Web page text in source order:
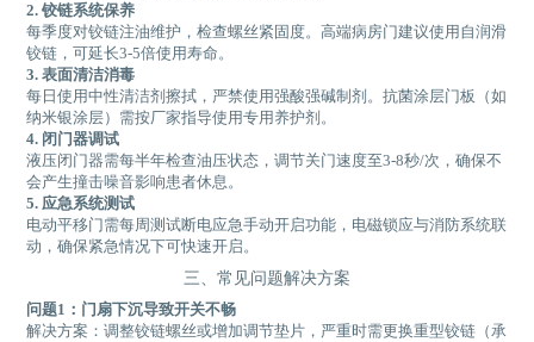
2. 铰链系统保养
每季度对铰链注油维护，检查螺丝紧固度。高端病房门建议使用自润滑
铰链，可延长3-5倍使用寿命。
3. 表面清洁消毒
每日使用中性清洁剂擦拭，严禁使用强酸强碱制剂。抗菌涂层门板（如
纳米银涂层）需按厂家指导使用专用养护剂。
4. 闭门器调试
液压闭门器需每半年检查油压状态，调节关门速度至3-8秒/次，确保不
会产生撞击噪音影响患者休息。
5. 应急系统测试
电动平移门需每周测试断电应急手动开启功能，电磁锁应与消防系统联
动，确保紧急情况下可快速开启。
三、常见问题解决方案
问题1：门扇下沉导致开关不畅
解决方案：调整铰链螺丝或增加调节垫片，严重时需更换重型铰链（承